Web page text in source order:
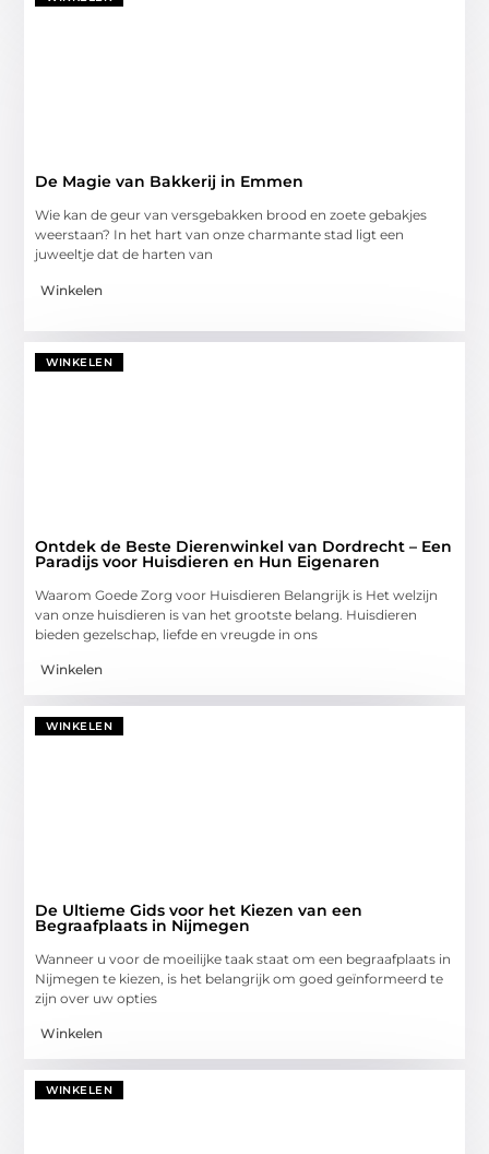
De Magie van Bakkerij in Emmen
Wie kan de geur van versgebakken brood en zoete gebakjes
weerstaan? In het hart van onze charmante stad ligt een
juweeltje dat de harten van
Winkelen
WINKELEN
Ontdek de Beste Dierenwinkel van Dordrecht – Een
Paradijs voor Huisdieren en Hun Eigenaren
Waarom Goede Zorg voor Huisdieren Belangrijk is Het welzijn
van onze huisdieren is van het grootste belang. Huisdieren
bieden gezelschap, liefde en vreugde in ons
Winkelen
WINKELEN
De Ultieme Gids voor het Kiezen van een
Begraafplaats in Nijmegen
Wanneer u voor de moeilijke taak staat om een begraafplaats in
Nijmegen te kiezen, is het belangrijk om goed geïnformeerd te
zijn over uw opties
Winkelen
WINKELEN